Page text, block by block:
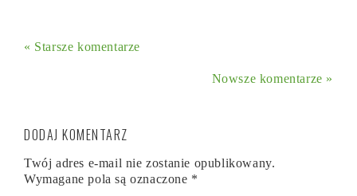
« Starsze komentarze
Nowsze komentarze »
DODAJ KOMENTARZ
Twój adres e-mail nie zostanie opublikowany.
Wymagane pola są oznaczone *